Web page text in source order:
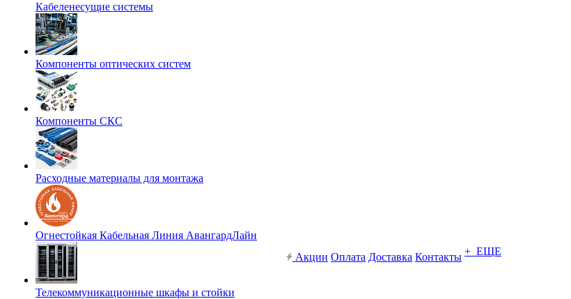
Кабеленесущие системы
Компоненты оптических систем
Компоненты СКС
Расходные материалы для монтажа
Огнестойкая Кабельная Линия АвангардЛайн
Телекоммуникационные шкафы и стойки
Акции Оплата Доставка Контакты + ЕЩЕ